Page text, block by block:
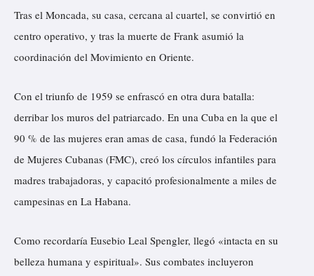
Tras el Moncada, su casa, cercana al cuartel, se convirtió en
centro operativo, y tras la muerte de Frank asumió la
coordinación del Movimiento en Oriente.
Con el triunfo de 1959 se enfrascó en otra dura batalla:
derribar los muros del patriarcado. En una Cuba en la que el
90 % de las mujeres eran amas de casa, fundó la Federación
de Mujeres Cubanas (FMC), creó los círculos infantiles para
madres trabajadoras, y capacitó profesionalmente a miles de
campesinas en La Habana.
Como recordaría Eusebio Leal Spengler, llegó «intacta en su
belleza humana y espiritual». Sus combates incluyeron